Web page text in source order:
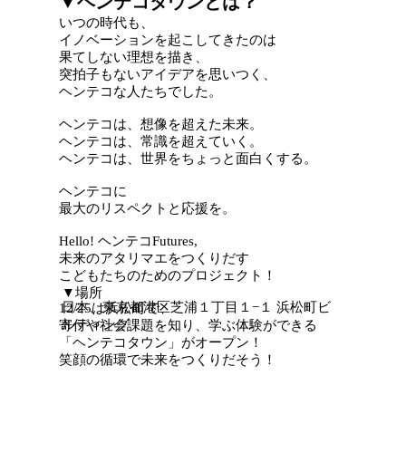
いつの時代も、
イノベーションを起こしてきたのは
果てしない理想を描き、
突拍子もないアイデアを思いつく、
ヘンテコな人たちでした。
ヘンテコは、想像を超えた未来。
ヘンテコは、常識を超えていく。
ヘンテコは、世界をちょっと面白くする。
ヘンテコに
最大のリスペクトと応援を。
Hello! ヘンテコFutures,
未来のアタリマエをつくりだす
こどもたちのためのプロジェクト！
12/25は浜松町で、
寄付や社会課題を知り、学ぶ体験ができる
「ヘンテコタウン」がオープン！
笑顔の循環で未来をつくりだそう！
日本、東京都港区芝浦１丁目１−１ 浜松町ビ
ルディング
​▼場所